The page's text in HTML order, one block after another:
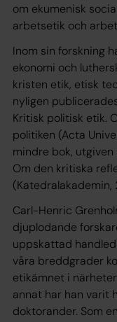
om ekumenisk
arbetsetik och
Inom sin forskning
ekonomi och
kristen etik, etisk
nyligen
Kritisk politisk etik.
politiken (Acta
mindre bok,
Om den kritiska
(Katedralakademin,
Carl-Henric
djuplodande
uppskattad
våra breddgrader
etikämnet i
annat har han varit
doktorander. Som